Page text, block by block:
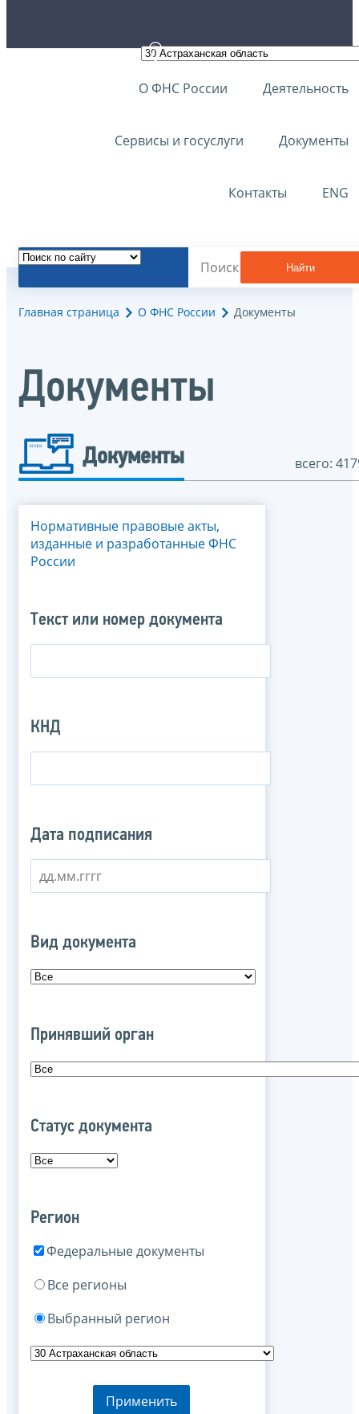
О ФНС России Деятельность
Сервисы и госуслуги Документы
Контакты ENG
Найти
Главная страница О ФНС России Документы
Документы
Документы всего:
Нормативные правовые акты,
изданные и разработанные ФНС
России
Текст или номер документа
КНД
Дата подписания
Вид документа
Принявший орган
Статус документа
Регион
Федеральные документы
Все регионы
Выбранный регион
Применить